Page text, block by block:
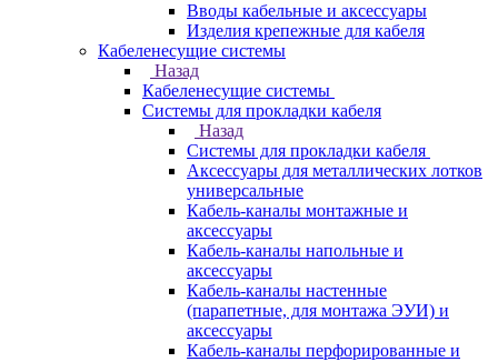
Вводы кабельные и аксессуары
Изделия крепежные для кабеля
Кабеленесущие системы
Назад
Кабеленесущие системы
Системы для прокладки кабеля
Назад
Системы для прокладки кабеля
Аксессуары для металлических лотков
универсальные
Кабель-каналы монтажные и
аксессуары
Кабель-каналы напольные и
аксессуары
Кабель-каналы настенные
(парапетные, для монтажа ЭУИ) и
аксессуары
Кабель-каналы перфорированные и